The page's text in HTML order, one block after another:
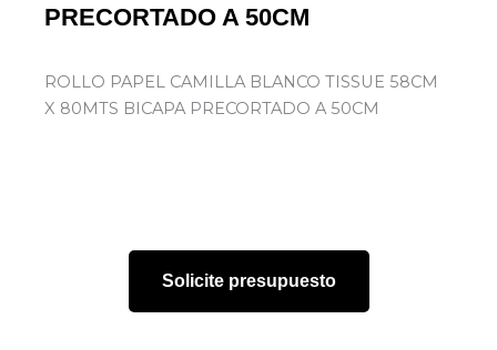
PRECORTADO A 50CM
ROLLO PAPEL CAMILLA BLANCO TISSUE 58CM
X 80MTS BICAPA PRECORTADO A 50CM
Solicite presupuesto